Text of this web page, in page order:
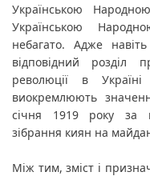
Українською
Українською
небагато. Адже
відповідний розділ
революції в
виокремлюють
січня 1919 року за
зібрання киян на
Між тим, зміст і